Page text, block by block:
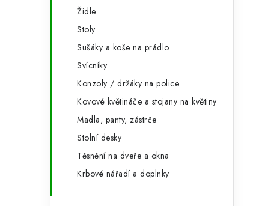
Židle
Stoly
Sušáky a koše na prádlo
Svícníky
Konzoly / držáky na police
Kovové květináče a stojany na květiny
Madla, panty, zástrče
Stolní desky
Těsnění na dveře a okna
Krbové nářadí a doplnky